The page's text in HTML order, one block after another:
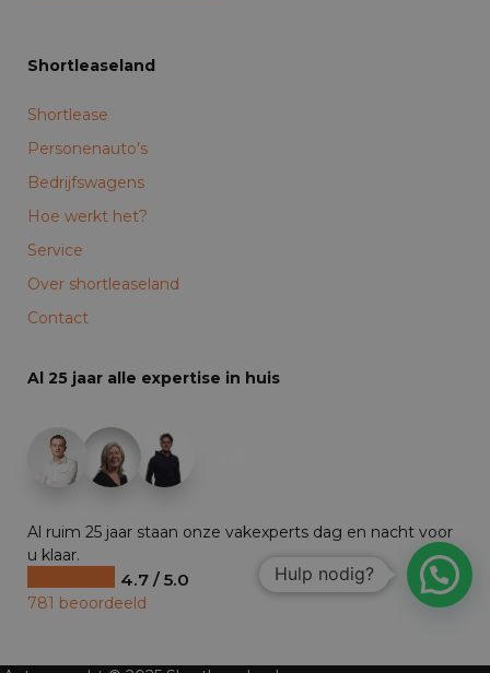
Shortleaseland
Shortlease
Personenauto’s
Bedrijfswagens
Hoe werkt het?
Service
Over shortleaseland
Contact
Al 25 jaar alle expertise in huis
Al ruim 25 jaar staan onze vakexperts dag en nacht voor
u klaar.
4.7 / 5.0
781 beoordeeld
Hulp nodig?